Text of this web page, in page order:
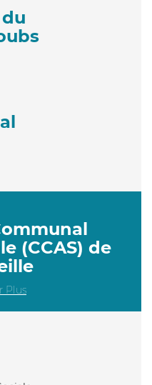
(CCAS) de
Plus